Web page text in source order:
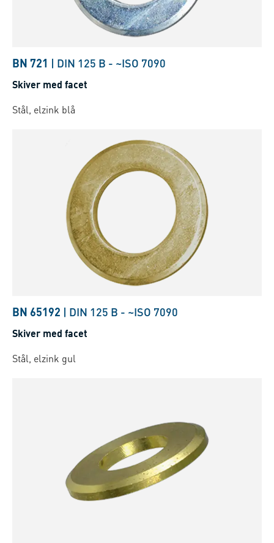
BN 721 | DIN 125 B - ~ISO 7090
Skiver med facet
Stål, elzink blå
BN 65192 | DIN 125 B - ~ISO 7090
Skiver med facet
Stål, elzink gul